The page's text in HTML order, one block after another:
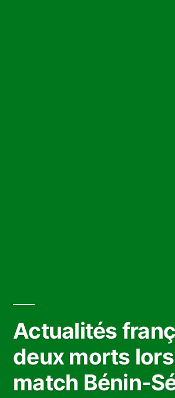
Actualités
deux morts
match Bénin-